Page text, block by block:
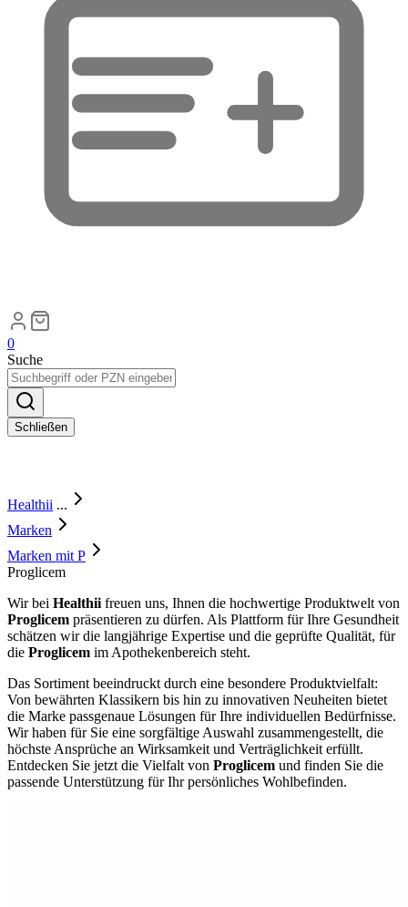
0
Suche
Schließen
Healthii ...
Marken
Marken mit P
Proglicem
Wir bei Healthii freuen uns, Ihnen die hochwertige Produktwelt von
Proglicem präsentieren zu dürfen. Als Plattform für Ihre Gesundheit
schätzen wir die langjährige Expertise und die geprüfte Qualität, für
die Proglicem im Apothekenbereich steht.
Das Sortiment beeindruckt durch eine besondere Produktvielfalt:
Von bewährten Klassikern bis hin zu innovativen Neuheiten bietet
die Marke passgenaue Lösungen für Ihre individuellen Bedürfnisse.
Wir haben für Sie eine sorgfältige Auswahl zusammengestellt, die
höchste Ansprüche an Wirksamkeit und Verträglichkeit erfüllt.
Entdecken Sie jetzt die Vielfalt von Proglicem und finden Sie die
passende Unterstützung für Ihr persönliches Wohlbefinden.